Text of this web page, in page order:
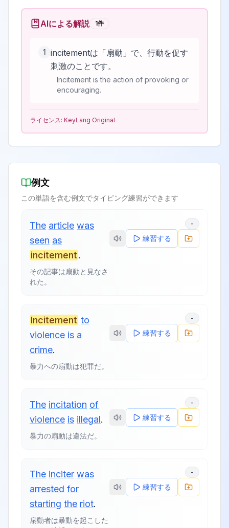
AIによる解説 1件
1 incitementは「扇動」で、行動を促す
刺激のことです。
Incitement is the action of provoking or
encouraging.
ライセンス: KeyLang Original
例文
この単語を含む例文でタイピング練習ができます
The article was
seen as
incitement.
その記事は扇動と見なさ
れた。
-
練習する
Incitement to
violence is a
crime.
暴力への扇動は犯罪だ。
-
練習する
The incitation of
violence is illegal.
暴力の扇動は違法だ。
-
練習する
The inciter was
arrested for
starting the riot.
扇動者は暴動を起こした
-
練習する